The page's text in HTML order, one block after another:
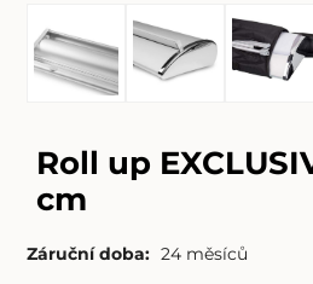
Roll up
cm
Záruční doba: 24 měsíců